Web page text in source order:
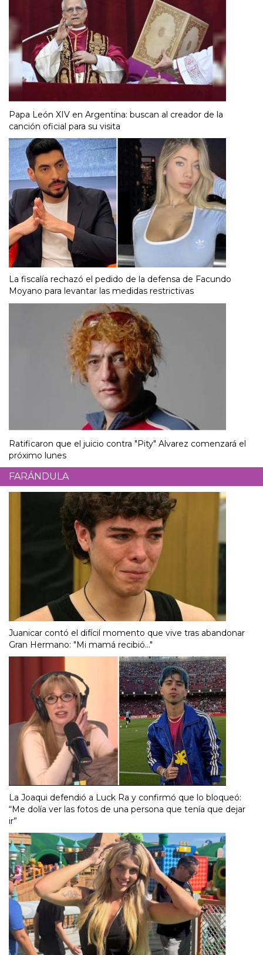
Papa León XIV en Argentina: buscan al creador de la
canción oficial para su visita
La fiscalía rechazó el pedido de la defensa de Facundo
Moyano para levantar las medidas restrictivas
Ratificaron que el juicio contra "Pity" Alvarez comenzará el
próximo lunes
FARÁNDULA
Juanicar contó el difícil momento que vive tras abandonar
Gran Hermano: "Mi mamá recibió..."
La Joaqui defendió a Luck Ra y confirmó que lo bloqueó:
“Me dolía ver las fotos de una persona que tenía que dejar
ir”